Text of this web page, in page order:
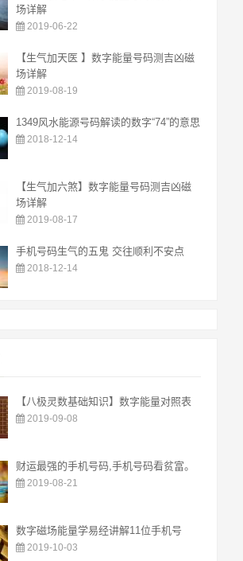
场详解
2019-06-22
【生气加天医 】数字能量号码测吉凶磁
场详解
2019-08-19
1349风水能源号码解读的数字“74”的意思
2018-12-14
【生气加六煞】数字能量号码测吉凶磁
场详解
2019-08-17
手机号码生气的五鬼 交往顺利不安点
2018-12-14
【八极灵数基础知识】数字能量对照表
2019-09-08
财运最强的手机号码,手机号码看贫富。
2019-08-21
数字磁场能量学易经讲解11位手机号
2019-10-03